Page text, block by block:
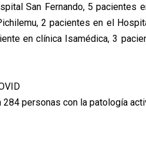
San Fernando, 5 pacientes
2 pacientes en el
en clínica Isamédica, 3
284 personas con la patología